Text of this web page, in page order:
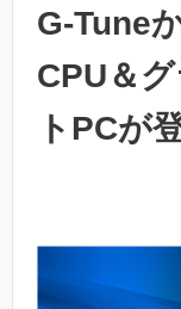
G-Tune
CPU＆
トPCが